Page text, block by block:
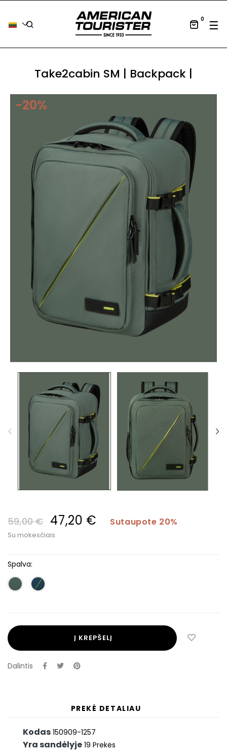
0 ☰
Take2cabin SM | Backpack |
−20%
59,00 € 47,20 € Sutaupote 20%
Su mokesčiais
Spalva:
Į KREPŠELĮ
Dalintis
PREKĖ DETALIAU
Kodas 150909-1257
Yra sandėlyje 19 Prekės